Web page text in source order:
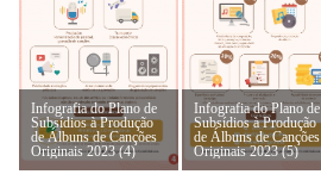
Infografia do Plano de
Subsídios à Produção
de Álbuns de Canções
Originais 2023 (4)
Infografia do Plano de
Subsídios à Produção
de Álbuns de Canções
Originais 2023 (5)